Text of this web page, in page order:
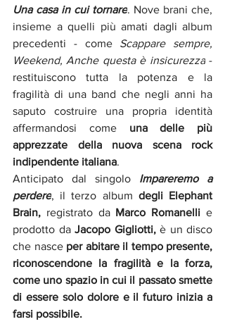
Una casa in cui tornare. Nove brani che,
insieme a quelli più amati dagli album
precedenti - come Scappare sempre,
Weekend, Anche questa è insicurezza -
restituiscono tutta la potenza e la
fragilità di una band che negli anni ha
saputo costruire una propria identità
affermandosi come una delle più
apprezzate della nuova scena rock
indipendente italiana.
Anticipato dal singolo Impareremo a
perdere, il terzo album degli Elephant
Brain, registrato da Marco Romanelli e
prodotto da Jacopo Gigliotti, è un disco
che nasce per abitare il tempo presente,
riconoscendone la fragilità e la forza,
come uno spazio in cui il passato smette
di essere solo dolore e il futuro inizia a
farsi possibile.